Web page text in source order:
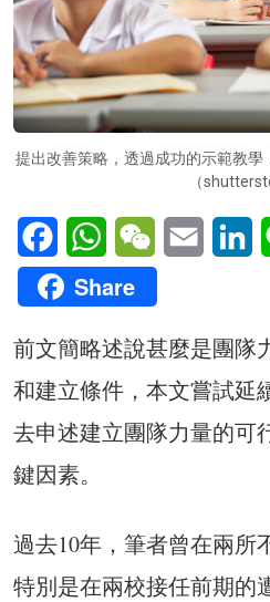
提出改善策略，透過成功的示範教學
（
FacebookWhatsAppWeChatEmail
Share
前文簡略述說甚麼是團隊
和建立條件，本文嘗試延
去申述建立團隊力量的可
鍵因素。
過去10年，筆者曾在兩所
特別是在兩校接任前期的